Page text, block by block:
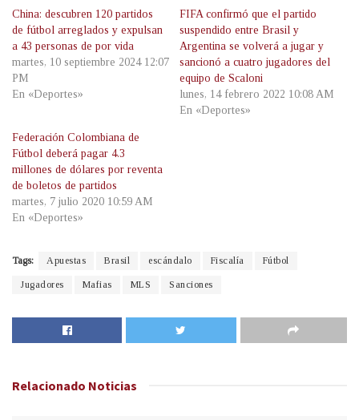
China: descubren 120 partidos
de fútbol arreglados y expulsan
a 43 personas de por vida
martes, 10 septiembre 2024 12:07
PM
En «Deportes»
FIFA confirmó que el partido
suspendido entre Brasil y
Argentina se volverá a jugar y
sancionó a cuatro jugadores del
equipo de Scaloni
lunes, 14 febrero 2022 10:08 AM
En «Deportes»
Federación Colombiana de
Fútbol deberá pagar 4.3
millones de dólares por reventa
de boletos de partidos
martes, 7 julio 2020 10:59 AM
En «Deportes»
Tags: Apuestas Brasil escándalo Fiscalía Fútbol
Jugadores Mafias MLS Sanciones
Relacionado Noticias